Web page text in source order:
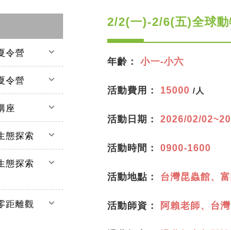
令營 keyboard_arrow_down
令營 keyboard_arrow_down
座 keyboard_arrow_down
態探索 keyboard_arrow_down
態探索
keyboard_arrow_down
距離觀
keyboard_arrow_down
2/2(一)-2/6(五)全球
年齡：小一-小六
活動費用： 15000 /人
活動日期：2026/02/
活動時間：0900-1600
活動地點： 台灣昆蟲館、
活動師資： 阿賴老師、台